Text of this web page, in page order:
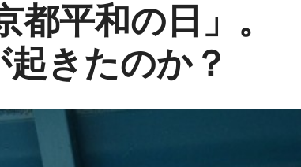
都平和の日」。
きたのか？